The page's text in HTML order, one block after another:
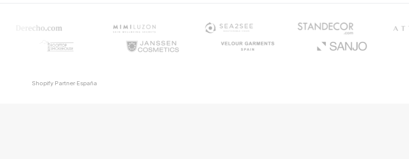
Shopify Partner·España